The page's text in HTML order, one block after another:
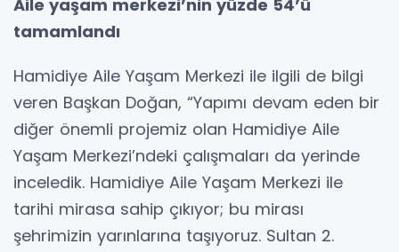
Aile yaşam merkezi’nin yüzde 54’ü
tamamlandı
Hamidiye Aile Yaşam Merkezi ile ilgili de bilgi
veren Başkan Doğan, “Yapımı devam eden bir
diğer önemli projemiz olan Hamidiye Aile
Yaşam Merkezi’ndeki çalışmaları da yerinde
inceledik. Hamidiye Aile Yaşam Merkezi ile
tarihi mirasa sahip çıkıyor; bu mirası
şehrimizin yarınlarına taşıyoruz. Sultan 2.